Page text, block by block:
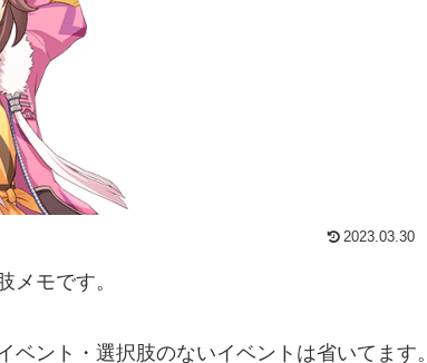
2023.03.30
メモです。
ント・選択肢のないイベントは省いてます。